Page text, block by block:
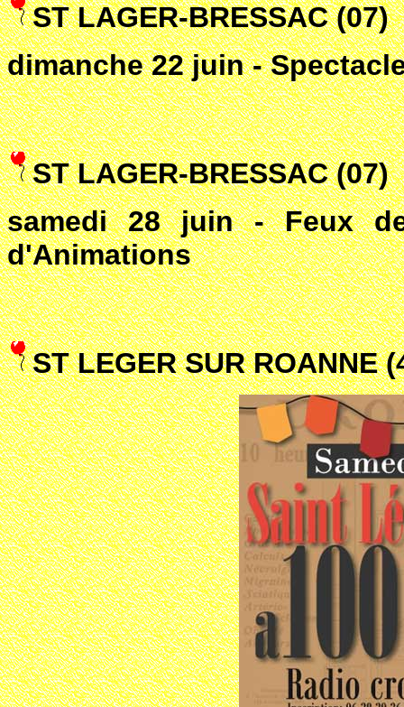
ST LAGER-BRESSAC (07)
dimanche 22 juin -
ST LAGER-BRESSAC (07)
samedi 28 juin - Feux
d'Animations
ST LEGER SUR ROANNE